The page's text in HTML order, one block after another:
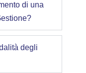
di una
degli